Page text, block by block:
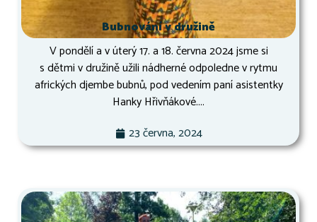
Bubnování v družině
V pondělí a v úterý 17. a 18. června 2024 jsme si
s dětmi v družině užili nádherné odpoledne v rytmu
afrických djembe bubnů, pod vedením paní asistentky
Hanky Hřivňákové....
23 června, 2024